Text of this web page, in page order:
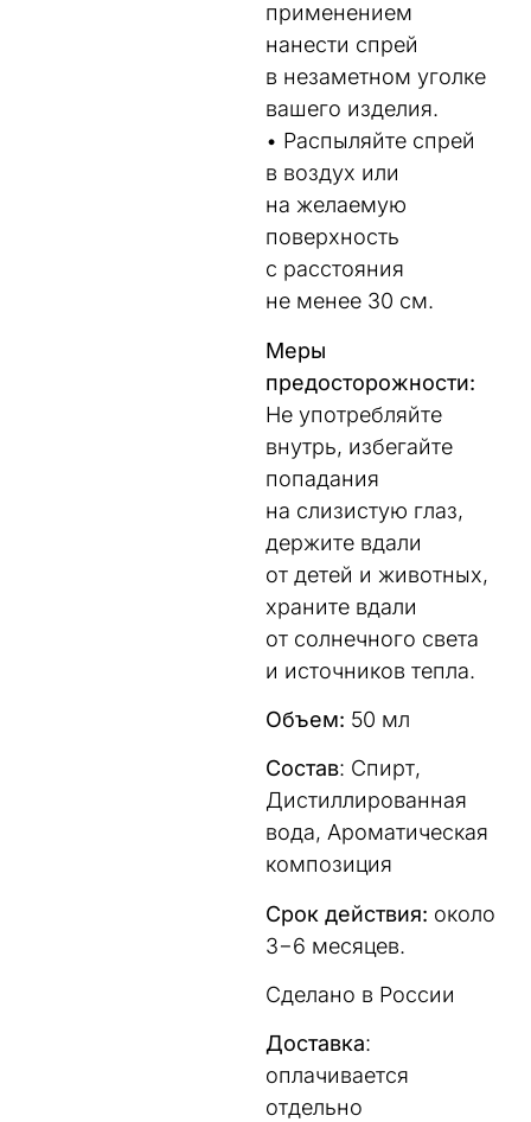
применением
нанести спрей
в незаметном уголке
вашего изделия.
• Распыляйте спрей
в воздух или
на желаемую
поверхность
с расстояния
не менее 30 см.
Меры
предосторожности:
Не употребляйте
внутрь, избегайте
попадания
на слизистую глаз,
держите вдали
от детей и животных,
храните вдали
от солнечного света
и источников тепла.
Объем: 50 мл
Состав: Спирт,
Дистиллированная
вода, Ароматическая
композиция
Срок действия: около
3−6 месяцев.
Сделано в России
Доставка:
оплачивается
отдельно